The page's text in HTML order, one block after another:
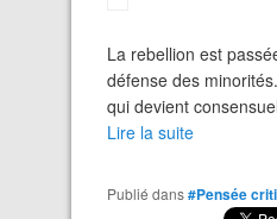
La rebellion est
défense des
qui devient
Lire la suite
Publié dans#Pensée